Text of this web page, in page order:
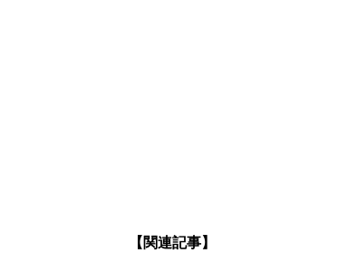
【関連記事】